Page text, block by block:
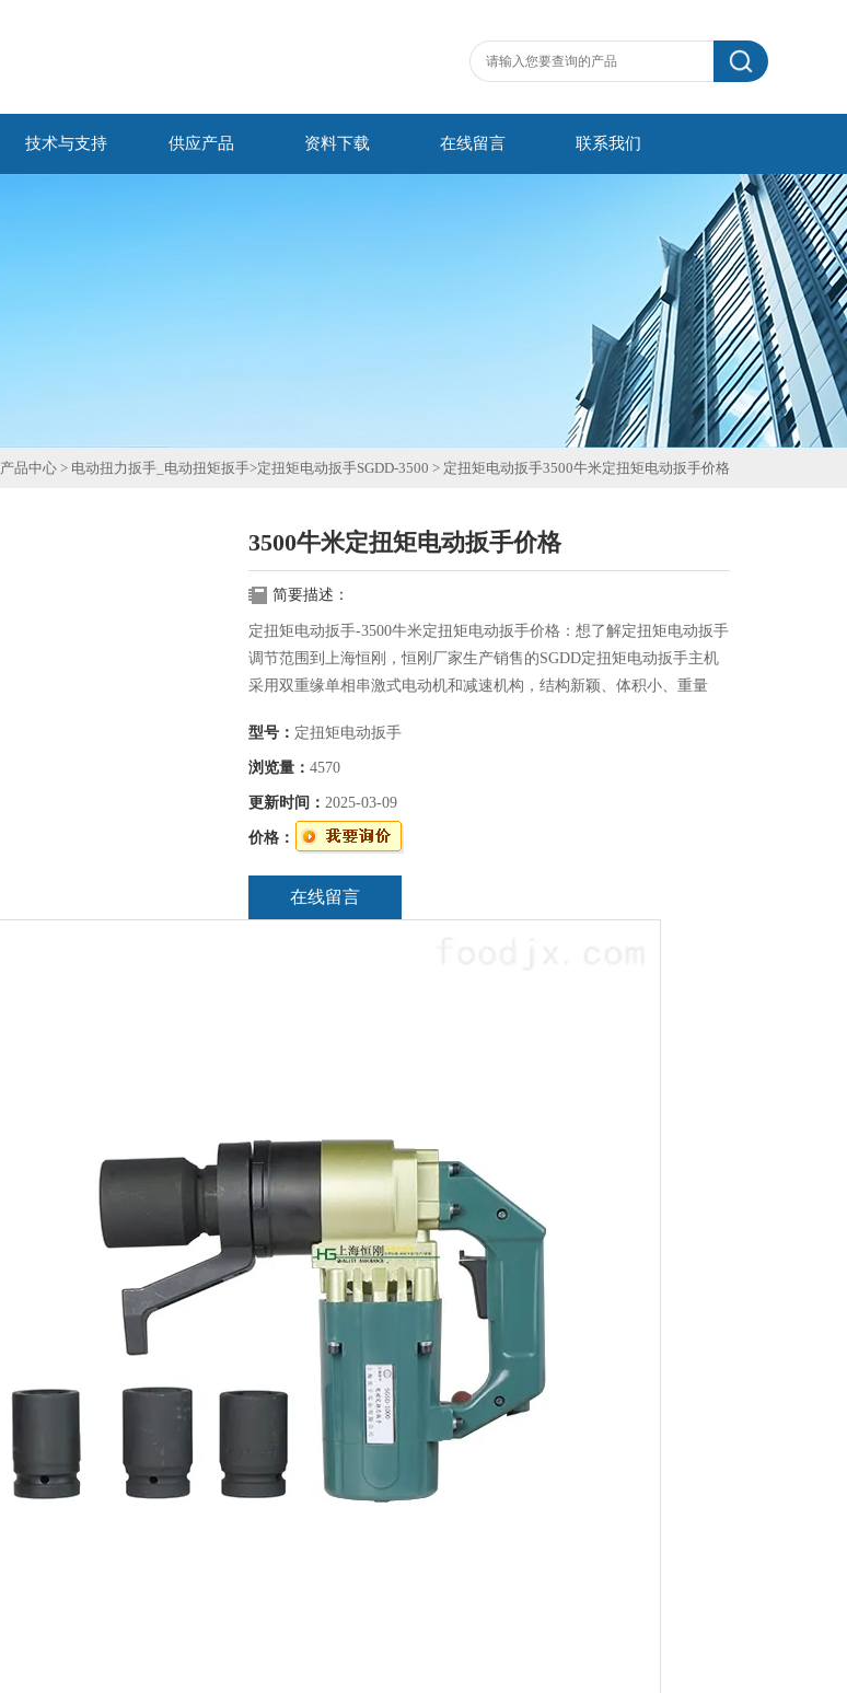
技术与支持 供应产品 资料下载 在线留言 联系我们
产品中心 > 电动扭力扳手_电动扭矩扳手>定扭矩电动扳手SGDD-3500 > 定扭矩电动扳手3500牛米定扭矩电动扳手价格
3500牛米定扭矩电动扳手价格
简要描述：
定扭矩电动扳手-3500牛米定扭矩电动扳手价格：想了解定扭矩电动扳手
调节范围到上海恒刚，恒刚厂家生产销售的SGDD定扭矩电动扳手主机
采用双重缘单相串激式电动机和减速机构，结构新颖、体积小、重量
动、无冲击，噪音小，操作者不受反力矩的影响，因而劳动强度低。
型号： 定扭矩电动扳手
浏览量： 4570
更新时间： 2025-03-09
价格：
在线留言